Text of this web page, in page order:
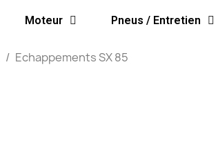
Moteur Pneus / Entretien
Echappements SX 85